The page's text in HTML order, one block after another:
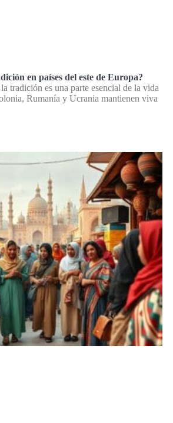
en países del este de Europa?
tradición es una parte esencial de la vida
Rumanía y Ucrania mantienen viva